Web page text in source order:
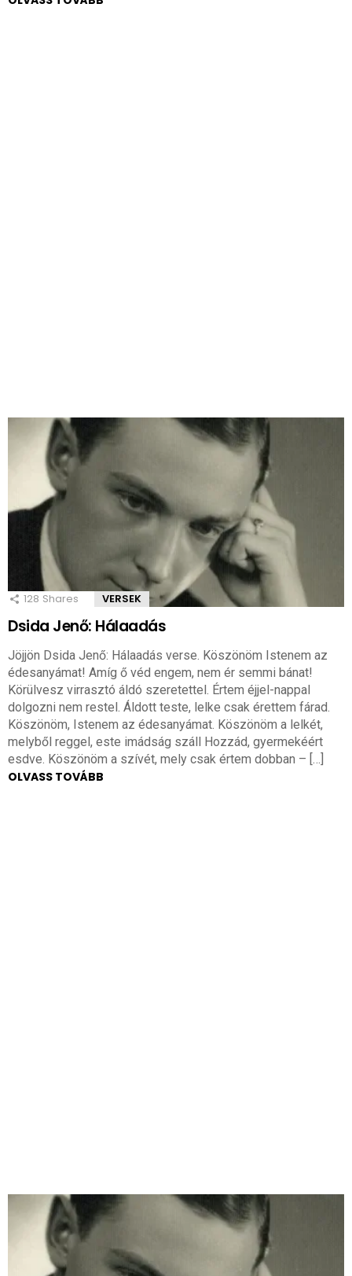
128 Shares VERSEK
Dsida Jenő: Hálaadás
Jöjjön Dsida Jenő: Hálaadás verse. Köszönöm Istenem az
édesanyámat! Amíg ő véd engem, nem ér semmi bánat!
Körülvesz virrasztó áldó szeretettel. Értem éjjel-nappal
dolgozni nem restel. Áldott teste, lelke csak érettem fárad.
Köszönöm, Istenem az édesanyámat. Köszönöm a lelkét,
melyből reggel, este imádság száll Hozzád, gyermekéért
esdve. Köszönöm a szívét, mely csak értem dobban – […]
OLVASS TOVÁBB